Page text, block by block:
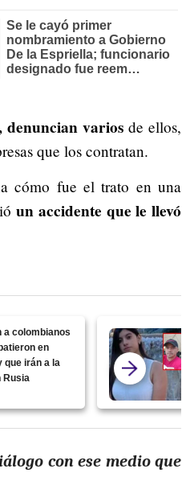
denuncian varios de ellos,
que los contratan.
cómo fue el trato en una
un accidente que le llevó
a colombianos
en
que irán a la
Rusia
con ese medio que